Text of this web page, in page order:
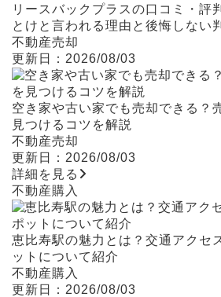
リースバックプラスの口コミ・評
とけと言われる理由と後悔しない
不動産売却
更新日：2026/08/03
空き家や古い家でも売却できる？
見つけるコツを解説
不動産売却
更新日：2026/08/03
詳細を見る
不動産購入
恵比寿駅の魅力とは？交通アクセ
ットについて紹介
不動産購入
更新日：2026/08/03